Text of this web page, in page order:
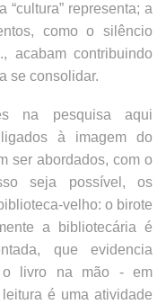
representa; a
como o silêncio
acabam contribuindo
se consolidar.
na pesquisa aqui
à imagem do
ser abordados, com o
seja possível, os
velho: o birote
a bibliotecária é
que evidencia
o livro na mão - em
é uma atividade